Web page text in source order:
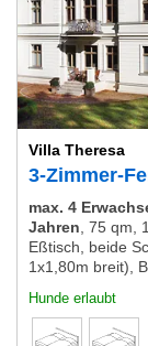
Villa Theresa
3-Zimmer-
max. 4
Jahren 75 qm,
Eßtisch, beide
1x1,80m breit),
Hunde erlaubt